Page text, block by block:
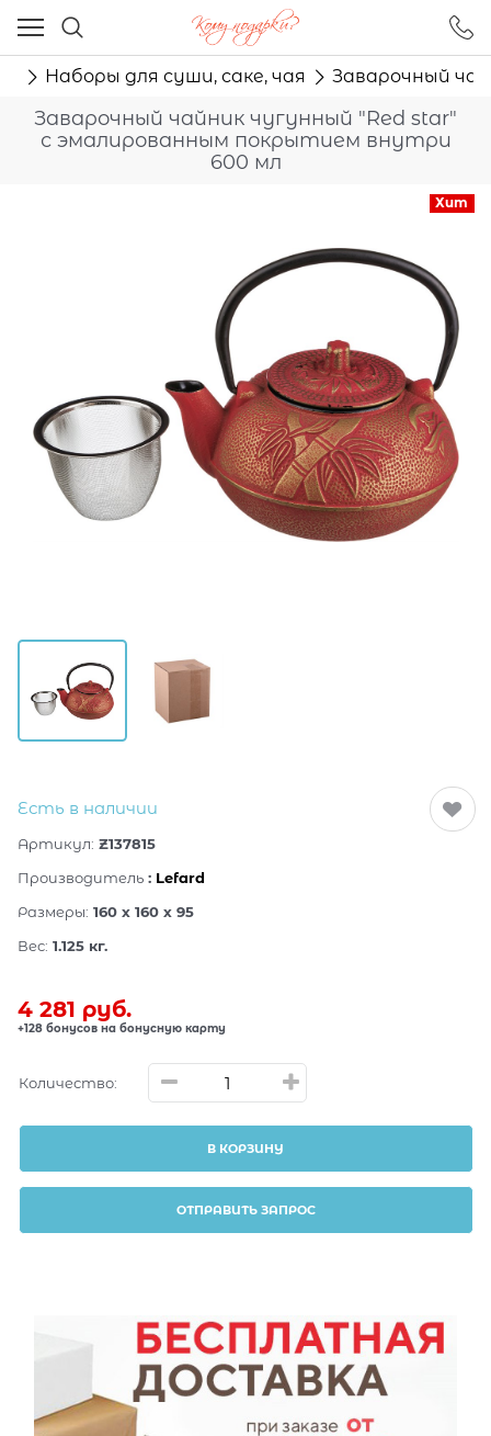
Наборы для суши, саке, чая Заварочный
Заварочный чайник чугунный "Red star"
с эмалированным покрытием внутри
600 мл
Хит
Есть в наличии
Артикул: Z137815
Производитель : Lefard
Размеры: 160 x 160 x 95
Вес: 1.125 кг.
4 281 руб.
+128 бонусов на бонусную карту
Количество:
В КОРЗИНУ
ОТПРАВИТЬ ЗАПРОС
Ваш город - Москва,
угадали?
ДА НЕТ